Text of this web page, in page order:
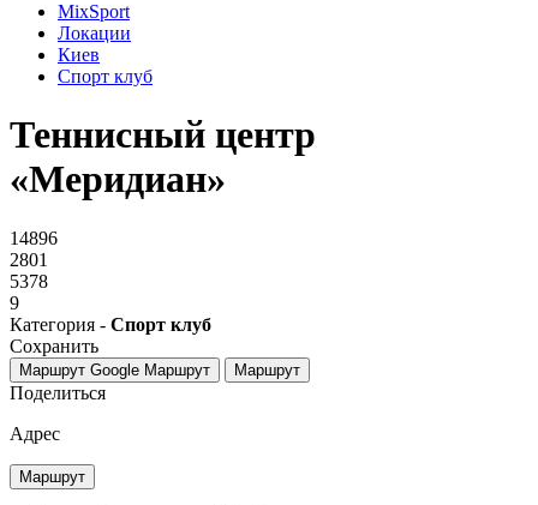
MixSport
Локации
Киев
Спорт клуб
Теннисный центр
«Меридиан»
14896
2801
5378
9
Категория - Спорт клуб
Сохранить
Маршрут Google Маршрут Маршрут
Поделиться
Адрес
Маршрут